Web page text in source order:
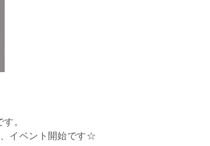
。
イベント開始です☆